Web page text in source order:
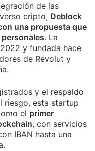
de las
cripto, Deblock
una propuesta que
. La
y fundada hace
de Revolut y
y el respaldo
riesgo, esta startup
el primer
, con servicios
IBAN hasta una